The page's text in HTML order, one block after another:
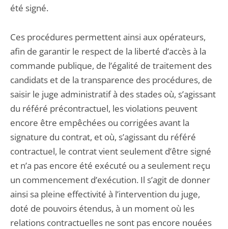
été signé.
Ces procédures permettent ainsi aux opérateurs,
afin de garantir le respect de la liberté d’accès à la
commande publique, de l’égalité de traitement des
candidats et de la transparence des procédures, de
saisir le juge administratif à des stades où, s’agissant
du référé précontractuel, les violations peuvent
encore être empêchées ou corrigées avant la
signature du contrat, et où, s’agissant du référé
contractuel, le contrat vient seulement d’être signé
et n’a pas encore été exécuté ou a seulement reçu
un commencement d’exécution. Il s’agit de donner
ainsi sa pleine effectivité à l’intervention du juge,
doté de pouvoirs étendus, à un moment où les
relations contractuelles ne sont pas encore nouées